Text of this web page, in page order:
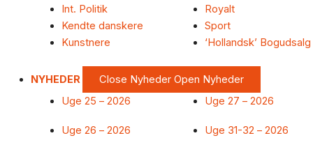
Int. Politik
Kendte danskere
Kunstnere
Royalt
Sport
‘Hollandsk’ Bogudsalg
NYHEDER Close Nyheder Open Nyheder
Uge 25 – 2026
Uge 26 – 2026
Uge 27 – 2026
Uge 31-32 – 2026